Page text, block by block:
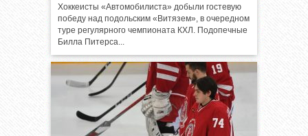
Хоккеисты «Автомобилиста» добыли гостевую
победу над подольским «Витязем», в очередном
туре регулярного чемпионата КХЛ. Подопечные
Билла Питерса...